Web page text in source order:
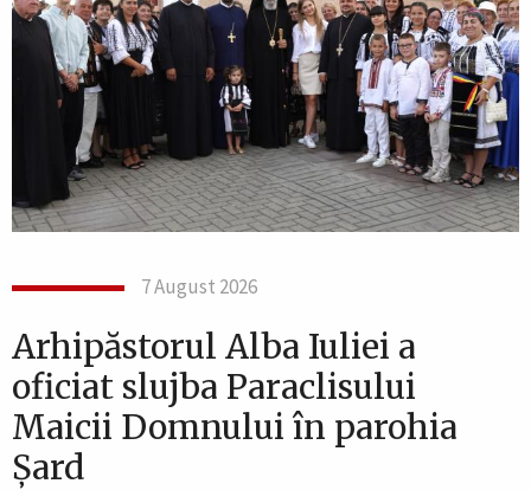
7 August 2026
Arhipăstorul Alba Iuliei a
oficiat slujba Paraclisului
Maicii Domnului în parohia
Șard